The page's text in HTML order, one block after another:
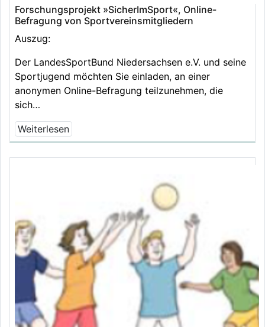
Forschungsprojekt »SicherImSport«, Online-
Befragung von Sportvereinsmitgliedern
Auszug:
Der LandesSportBund Niedersachsen e.V. und seine
Sportjugend möchten Sie einladen, an einer
anonymen Online-Befragung teilzunehmen, die
sich…
Weiterlesen